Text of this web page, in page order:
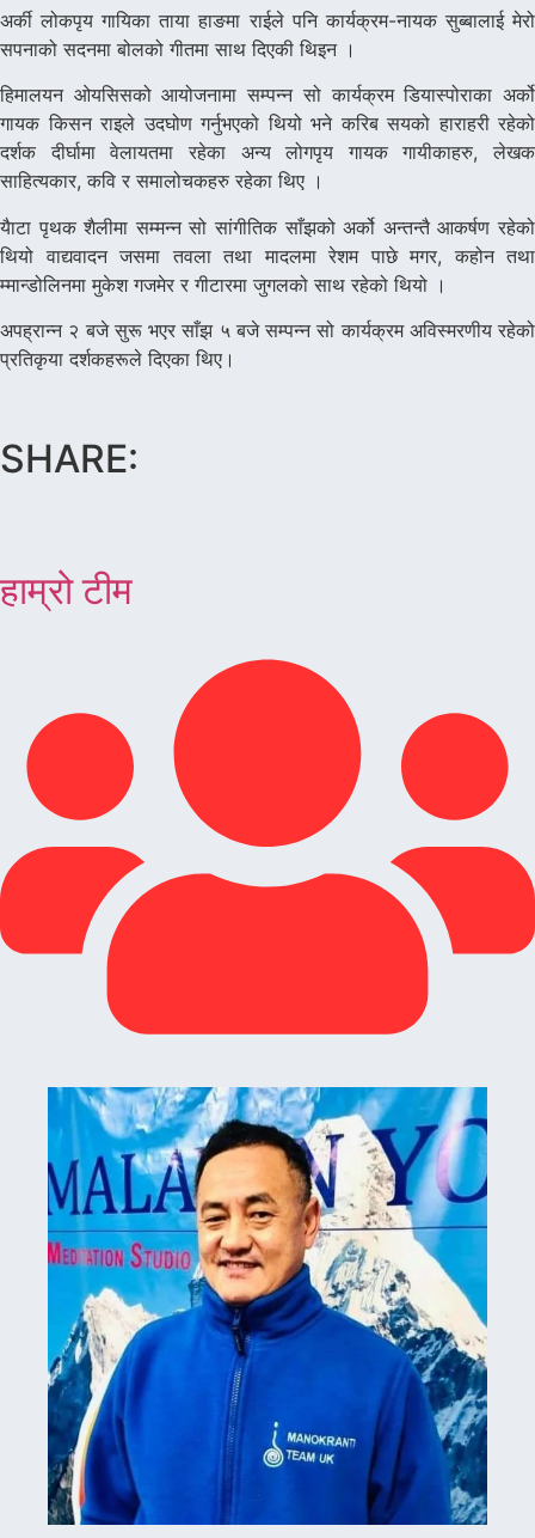
अर्की लोकपृय गायिका ताया हाङमा राईले पनि कार्यक्रम-नायक सुब्बालाई मेरो
सपनाको सदनमा बोलको गीतमा साथ दिएकी थिइन ।
हिमालयन ओयसिसको आयोजनामा सम्पन्न सो कार्यक्रम डियास्पोराका अर्को
गायक किसन राइले उदघोण गर्नुभएको थियो भने करिब सयको हाराहरी रहेको
दर्शक दीर्घामा वेलायतमा रहेका अन्य लोगपृय गायक गायीकाहरु, लेखक
साहित्यकार, कवि र समालोचकहरु रहेका थिए ।
यैाटा पृथक शैलीमा सम्मन्न सो सांगीतिक साँझको अर्को अन्तन्तै आकर्षण रहेको
थियो वाद्यवादन जसमा तवला तथा मादलमा रेशम पाछे मगर, कहोन तथा
म्मान्डोलिनमा मुकेश गजमेर र गीटारमा जुगलको साथ रहेको थियो ।
अपह्रान्न २ बजे सुरू भएर साँझ ५ बजे सम्पन्न सो कार्यक्रम अविस्मरणीय रहेको
प्रतिकृया दर्शकहरूले दिएका थिए।
SHARE:
हाम्रो टीम